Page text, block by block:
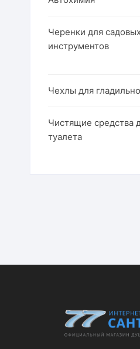
Черенки для
инструментов
Чехлы для
Чистящие средства
туалета